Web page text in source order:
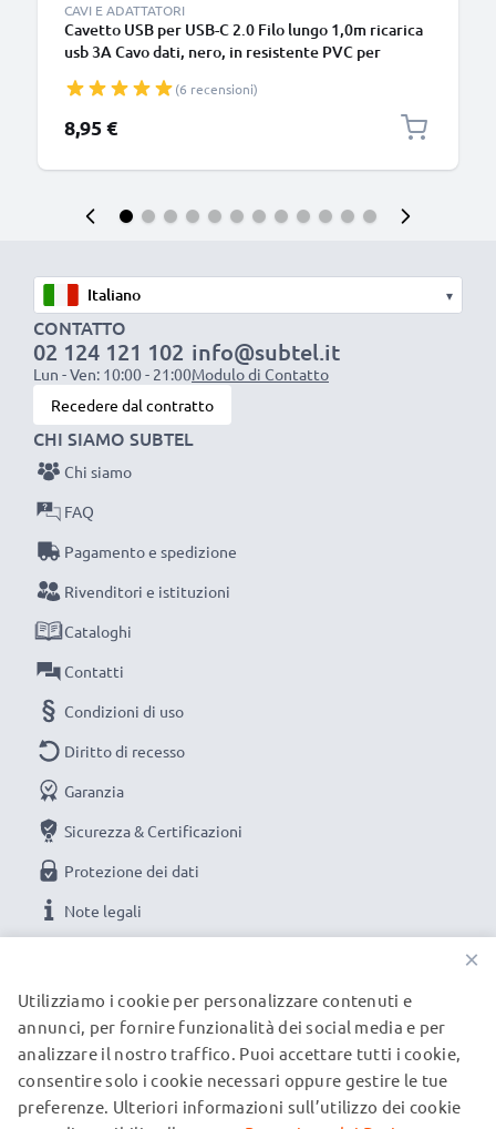
CAVI E ADATTATORI
Cavetto USB per USB-C 2.0 Filo lungo 1,0m ricarica
usb 3A Cavo dati, nero, in resistente PVC per
fotocamera Canon, Panasonic Lumix, Sony
connettore tipo C
(6 recensioni)
8,95 €
▾
CONTATTO
02 124 121 102
Lun - Ven: 10:00 - 21:00
info@subtel.it
Modulo di Contatto
Recedere dal contratto
CHI SIAMO SUBTEL
Chi siamo
FAQ
Pagamento e spedizione
Rivenditori e istituzioni
Cataloghi
Contatti
Condizioni di uso
Diritto di recesso
Garanzia
Sicurezza & Certificazioni
Protezione dei dati
Note legali
I NOSTRI PARTNER DI SPEDIZIONE
×
Utilizziamo i cookie per personalizzare contenuti e
annunci, per fornire funzionalità dei social media e per
analizzare il nostro traffico. Puoi accettare tutti i cookie,
consentire solo i cookie necessari oppure gestire le tue
preferenze. Ulteriori informazioni sull’utilizzo dei cookie